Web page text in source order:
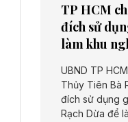
TP HCM
đích sử
làm khu
UBND TP
Thủy Tiên Bà
đích sử dụng
Rạch Dừa để